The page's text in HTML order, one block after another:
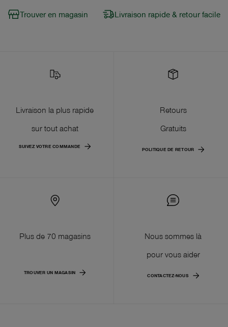
Trouver en magasin Livraison rapide & retour facile
Livraison la plus rapide
sur tout achat
SUIVEZ VOTRE COMMANDE
Retours
Gratuits
POLITIQUE DE RETOUR
Plus de 70 magasins
TROUVER UN MAGASIN
Nous sommes là
pour vous aider
CONTACTEZ-NOUS